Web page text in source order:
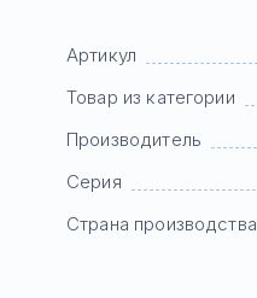
Артикул
Товар из категории
Производитель
Серия
Страна производства